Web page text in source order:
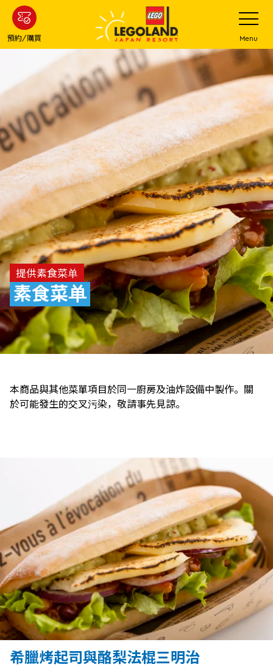
步
主
容
預約/購買
打
開
網
站
菜
單
Menu
提供素食菜单
素食菜单
本商品與其他菜單項目於同一廚房及油炸設備中製作。關
於可能發生的交叉污染，敬請事先見諒。
希臘烤起司與酪梨法棍三明治